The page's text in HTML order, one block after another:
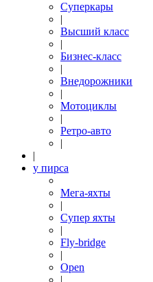
Суперкары
|
Высший класс
|
Бизнес-класс
|
Внедорожники
|
Мотоциклы
|
Ретро-авто
|
|
у пирса
Мега-яхты
|
Супер яхты
|
Fly-bridge
|
Open
|